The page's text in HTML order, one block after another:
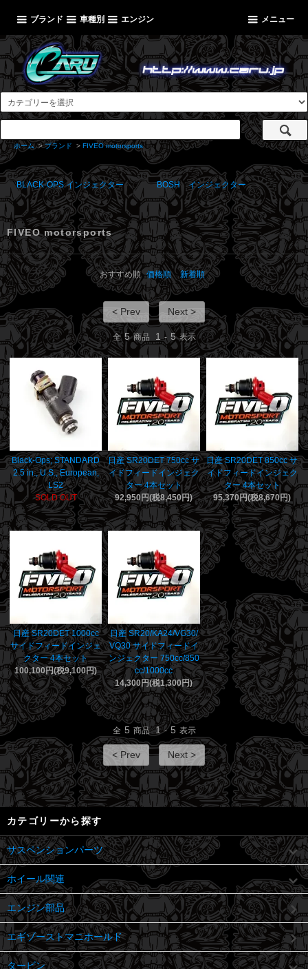
ブランド 車種別 エンジン メニュー
ホーム >ブランド > FIVEO motorsports
BLACK-OPS インジェクター BOSH インジェクター
FIVEO motorsports
おすすめ順 価格順 新着順
< Prev Next >
全 5 商品 1 - 5 表示
Black-Ops; STANDARD
2.5 in., U.S., European,
LS2
SOLD OUT
日産 SR20DET 750cc サ
イドフィードインジェク
ター 4本セット
92,950円(税8,450円)
日産 SR20DET 850cc サ
イドフィードインジェク
ター 4本セット
95,370円(税8,670円)
日産 SR20DET 1000cc
サイドフィードインジェ
クター 4本セット
100,100円(税9,100円)
日産 SR20/KA24/VG30/
VQ30 サイドフィードイ
ンジェクター 750cc/850
cc/1000cc
14,300円(税1,300円)
全 5 商品 1 - 5 表示
< Prev Next >
カテゴリーから探す
サスペンションパーツ
ホイール関連
エンジン部品
エギゾーストマニホールド
タービン